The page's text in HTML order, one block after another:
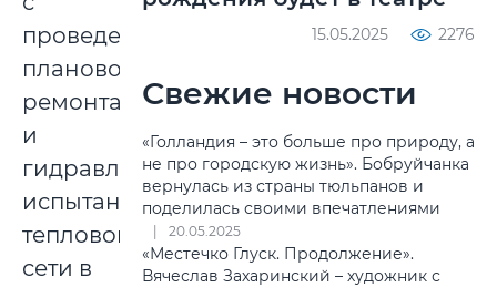
проведением
планового
ремонта
и
гидравлических
испытаний
тепловой
сети в
15.05.2025 2276
Свежие новости
«Голландия – это больше про природу, а
не про городскую жизнь». Бобруйчанка
вернулась из страны тюльпанов и
поделилась своими впечатлениями
20.05.2025
«Местечко Глуск. Продолжение».
Вячеслав Захаринский – художник с